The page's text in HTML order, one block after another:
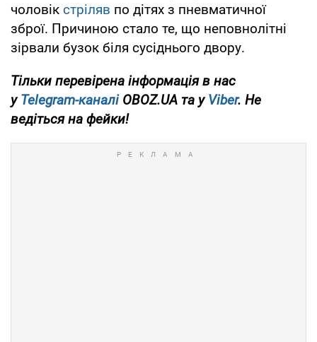
чоловік стріляв по дітях з пневматичної
зброї. Причиною стало те, що неповнолітні
зірвали бузок біля сусіднього двору.
Тільки перевірена інформація в нас
уTelegram-каналіOBOZ.UA та уViber. Не
ведіться на фейки!